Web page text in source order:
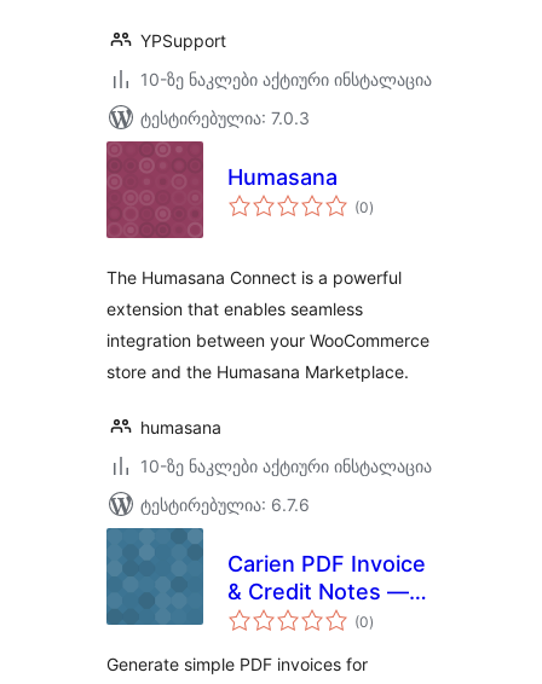
YPSupport
10-ზე ნაკლები აქტიური ინსტალაცია
ტესტირებულია: 7.0.3
Humasana
(0საერთო
რეიტინგი
)
The Humasana Connect is a powerful
extension that enables seamless
integration between your WooCommerce
store and the Humasana Marketplace.
humasana
10-ზე ნაკლები აქტიური ინსტალაცია
ტესტირებულია: 6.7.6
Carien PDF Invoice
& Credit Notes —
Lite
(0საერთო
რეიტინგი
)
Generate simple PDF invoices for